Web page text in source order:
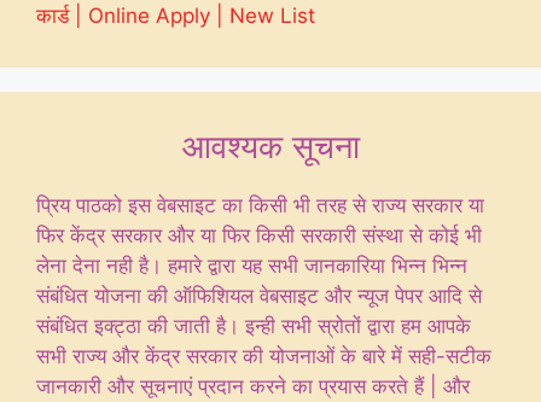
कार्ड | Online Apply | New List
आवश्यक सूचना
प्रिय पाठको इस वेबसाइट का किसी भी तरह से राज्य सरकार या
फिर केंद्र सरकार और या फिर किसी सरकारी संस्था से कोई भी
लेना देना नही है। हमारे द्वारा यह सभी जानकारिया भिन्न भिन्न
संबंधित योजना की ऑफिशियल वेबसाइट और न्यूज पेपर आदि से
संबंधित इक्ट्ठा की जाती है। इन्ही सभी स्रोतों द्वारा हम आपके
सभी राज्य और केंद्र सरकार की योजनाओं के बारे में सही-सटीक
जानकारी और सूचनाएं प्रदान करने का प्रयास करते हैं | और